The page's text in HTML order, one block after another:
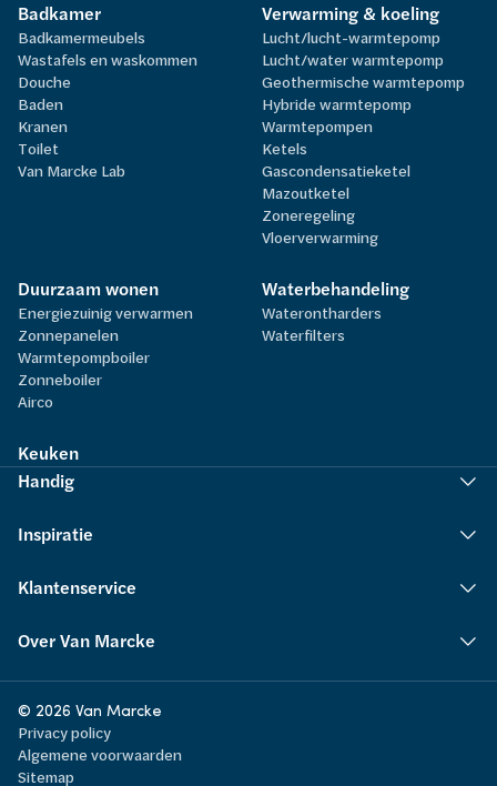
Badkamer
Badkamermeubels
Wastafels en waskommen
Douche
Baden
Kranen
Toilet
Van Marcke Lab
Verwarming & koeling
Lucht/lucht-warmtepomp
Lucht/water warmtepomp
Geothermische warmtepomp
Hybride warmtepomp
Warmtepompen
Ketels
Gascondensatieketel
Mazoutketel
Zoneregeling
Vloerverwarming
Duurzaam wonen
Energiezuinig verwarmen
Zonnepanelen
Warmtepompboiler
Zonneboiler
Airco
Waterbehandeling
Waterontharders
Waterfilters
Keuken
Handig
Inspiratie
Klantenservice
Over Van Marcke
© 2026 Van Marcke
Privacy policy
Algemene voorwaarden
Sitemap